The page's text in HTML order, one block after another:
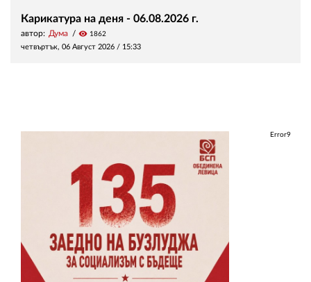
Карикатура на деня - 06.08.2026 г.
автор: Дума visibility 1862
четвъртък, 06 Август 2026 / 15:33
Error9